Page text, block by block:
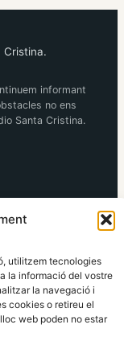
utilitzem tecnologies
la informació del vostre
la navegació i
cookies o retireu el
web poden no estar
Cristina.
informant
no ens
Santa Cristina.